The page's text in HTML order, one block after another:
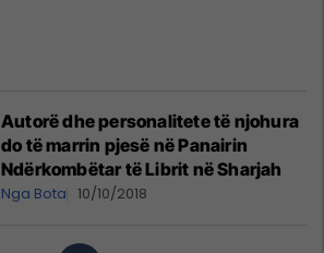
Autorë dhe personalitete të njohura
do të marrin pjesë në Panairin
Ndërkombëtar të Librit në Sharjah
Nga Bota 10/10/2018